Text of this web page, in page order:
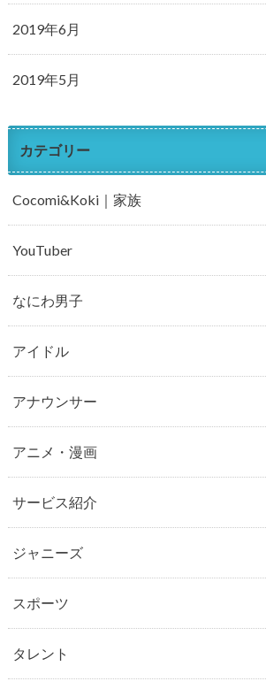
2019年6月
2019年5月
カテゴリー
Cocomi&Koki｜家族
YouTuber
なにわ男子
アイドル
アナウンサー
アニメ・漫画
サービス紹介
ジャニーズ
スポーツ
タレント